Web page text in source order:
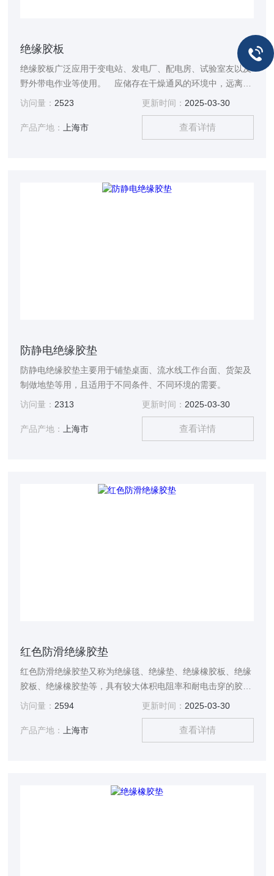
绝缘胶板
绝缘胶板广泛应用于变电站、发电厂、配电房、试验室友以及
野外带电作业等使用。 应储存在干燥通风的环境中，远离热
源，离开地面和墙壁20cm以上。避免受酸碱和油的污染，不
访问量： 2523 更新时间： 2025-03-30
产品产地： 上海市 查看详情
防静电绝缘胶垫
防静电绝缘胶垫主要用于铺垫桌面、流水线工作台面、货架及
制做地垫等用，且适用于不同条件、不同环境的需要。
访问量： 2313 更新时间： 2025-03-30
产品产地： 上海市 查看详情
红色防滑绝缘胶垫
红色防滑绝缘胶垫又称为绝缘毯、绝缘垫、绝缘橡胶板、绝缘
胶板、绝缘橡胶垫等，具有较大体积电阻率和耐电击穿的胶
垫。用于配电等工作场合的台面或铺地绝缘材料。
访问量： 2594 更新时间： 2025-03-30
产品产地： 上海市 查看详情